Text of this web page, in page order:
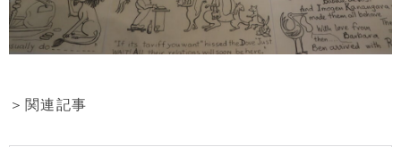
＞関連記事